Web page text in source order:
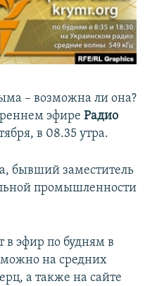
– возможна ли она?
эфире Радио
в 08.35 утра.​
бывший заместитель
промышленности
в эфир по будням в
на средних
а также на сайте